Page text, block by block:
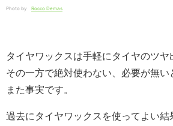
Photo by Rocco Demas
タイヤワックスは手軽にタイヤのツヤ
その一方で絶対使わない、必要が無い
また事実です。
過去にタイヤワックスを使ってよい